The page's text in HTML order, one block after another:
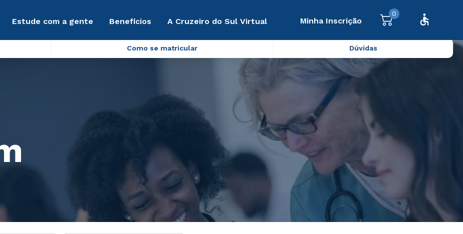
Estude com a gente Benefícios A Cruzeiro do Sul Virtual Minha Inscrição
0
Como se matricular Dúvidas